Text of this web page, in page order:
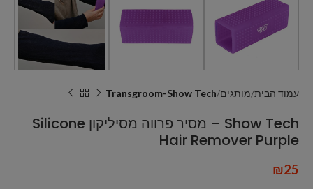
עמוד הבית מותגים Transgroom-Show Tech
Show Tech – מסיר פרווה מסיליקון Silicone
Hair Remover Purple
₪25